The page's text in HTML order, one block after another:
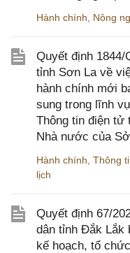
Hành chính Nông
Quyết định 1844/
tỉnh Sơn La về
hành chính mới
sung trong lĩnh
Thông tin điện tử
Nhà nước của
Hành chính Thông
lịch
Quyết định 67/
dân tỉnh Đắk Lắk
kế hoạch, tổ